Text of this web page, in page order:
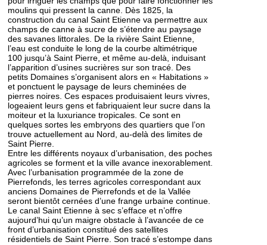
moulins qui pressent la canne. Dès 1825, la
construction du canal Saint Etienne va permettre aux
champs de canne à sucre de s’étendre au paysage
des savanes littorales. De la rivière Saint Etienne,
l’eau est conduite le long de la courbe altimétrique
100 jusqu’à Saint Pierre, et même au-delà, induisant
l’apparition d’usines sucrières sur son tracé. Des
petits Domaines s’organisent alors en « Habitations »
et ponctuent le paysage de leurs cheminées de
pierres noires. Ces espaces produisaient leurs vivres,
logeaient leurs gens et fabriquaient leur sucre dans la
moiteur et la luxuriance tropicales. Ce sont en
quelques sortes les embryons des quartiers que l’on
trouve actuellement au Nord, au-delà des limites de
Saint Pierre.
Entre les différents noyaux d’urbanisation, des poches
agricoles se forment et la ville avance inexorablement.
Avec l’urbanisation programmée de la zone de
Pierrefonds, les terres agricoles correspondant aux
anciens Domaines de Pierrefonds et de la Vallée
seront bientôt cernées d’une frange urbaine continue.
Le canal Saint Etienne à sec s’efface et n’offre
aujourd’hui qu’un maigre obstacle à l’avancée de ce
front d’urbanisation constitué des satellites
résidentiels de Saint Pierre. Son tracé s’estompe dans